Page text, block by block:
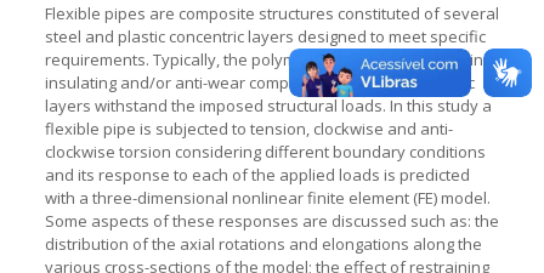
Flexible pipes are composite structures constituted of several
steel and plastic concentric layers designed to meet specific
requirements. Typically, the polymeric layers work as sealing,
insulating and/or anti-wear components, while the metallic
layers withstand the imposed structural loads. In this study a
flexible pipe is subjected to tension, clockwise and anti-
clockwise torsion considering different boundary conditions
and its response to each of the applied loads is predicted
with a three-dimensional nonlinear finite element (FE) model.
Some aspects of these responses are discussed such as: the
distribution of the axial rotations and elongations along the
various cross-sections of the model; the effect of restraining